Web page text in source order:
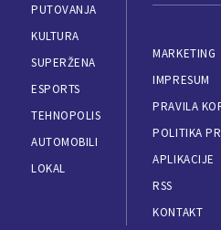
PUTOVANJA
KULTURA
SUPERŽENA
ESPORTS
TEHNOPOLIS
AUTOMOBILI
LOKAL
MARKETING
IMPRESUM
PRAVILA
POLITIKA
APLIKACIJE
RSS
KONTAKT